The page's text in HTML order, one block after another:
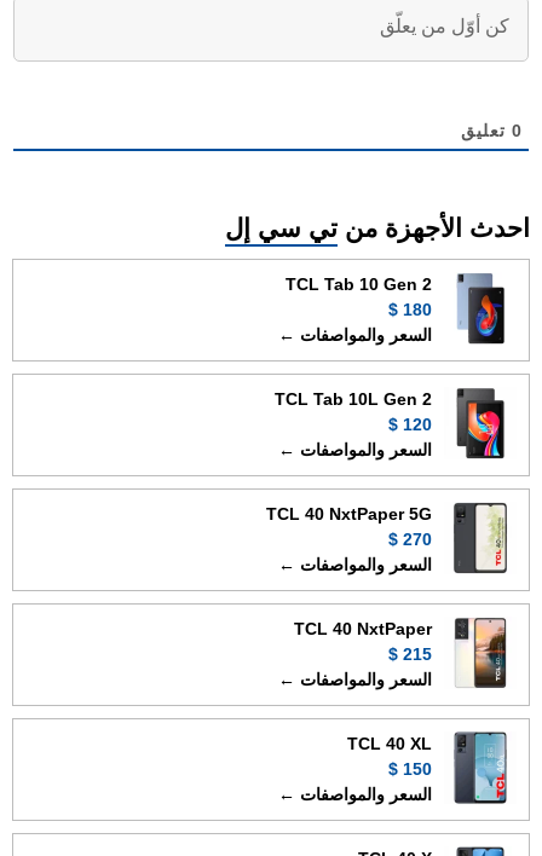
0 تعليق
احدث الأجهزة من تي سي إل
TCL Tab 10 Gen 2
180 $
السعر والمواصفات ←
TCL Tab 10L Gen 2
120 $
السعر والمواصفات ←
TCL 40 NxtPaper 5G
270 $
السعر والمواصفات ←
TCL 40 NxtPaper
215 $
السعر والمواصفات ←
TCL 40 XL
150 $
السعر والمواصفات ←